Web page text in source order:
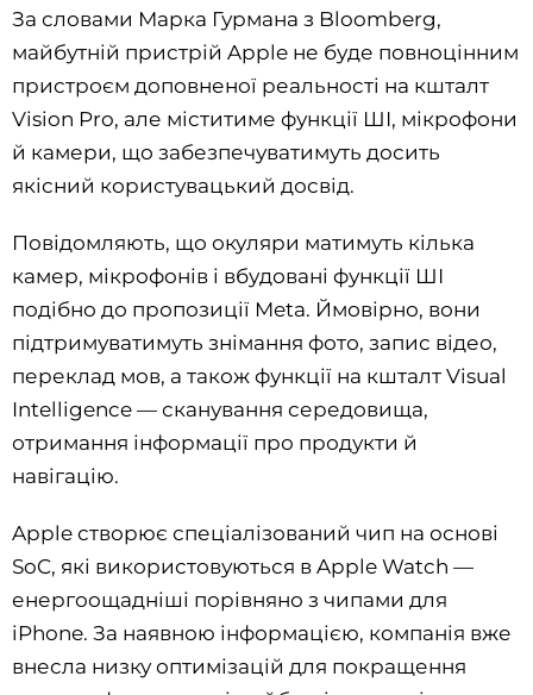
За словами Марка Гурмана з Bloomberg,
майбутній пристрій Apple не буде повноцінним
пристроєм доповненої реальності на кшталт
Vision Pro, але міститиме функції ШІ, мікрофони
й камери, що забезпечуватимуть досить
якісний користувацький досвід.
Повідомляють, що окуляри матимуть кілька
камер, мікрофонів і вбудовані функції ШІ
подібно до пропозиції Meta. Ймовірно, вони
підтримуватимуть знімання фото, запис відео,
переклад мов, а також функції на кшталт Visual
Intelligence — сканування середовища,
отримання інформації про продукти й
навігацію.
Apple створює спеціалізований чип на основі
SoC, які використовуються в Apple Watch —
енергоощадніші порівняно з чипами для
iPhone. За наявною інформацією, компанія вже
внесла низку оптимізацій для покращення